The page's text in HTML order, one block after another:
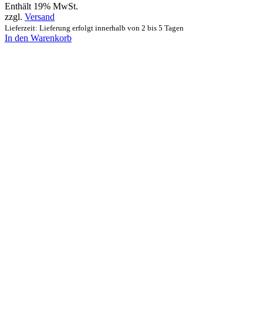
Enthält 19% MwSt.
zzgl. Versand
Lieferzeit: Lieferung erfolgt innerhalb von 2 bis 5 Tagen
In den Warenkorb